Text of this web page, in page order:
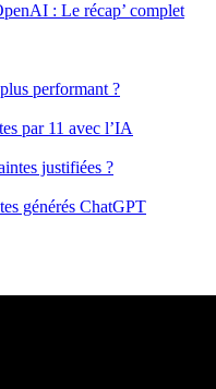
: Le récap’ complet
performant ?
par 11 avec l’IA
justifiées ?
générés ChatGPT